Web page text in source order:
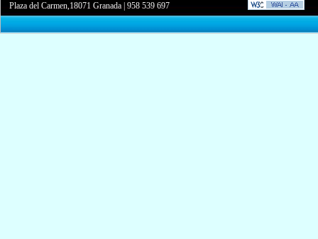
Plaza del Carmen,18071 Granada |958 539 697